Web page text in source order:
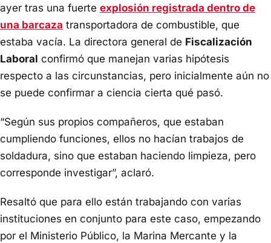
ayer tras una fuerte explosión registrada dentro de
una barcaza transportadora de combustible, que
estaba vacía. La directora general de Fiscalización
Laboral confirmó que manejan varias hipótesis
respecto a las circunstancias, pero inicialmente aún no
se puede confirmar a ciencia cierta qué pasó.
“Según sus propios compañeros, que estaban
cumpliendo funciones, ellos no hacían trabajos de
soldadura, sino que estaban haciendo limpieza, pero
corresponde investigar”, aclaró.
Resaltó que para ello están trabajando con varias
instituciones en conjunto para este caso, empezando
por el Ministerio Público, la Marina Mercante y la